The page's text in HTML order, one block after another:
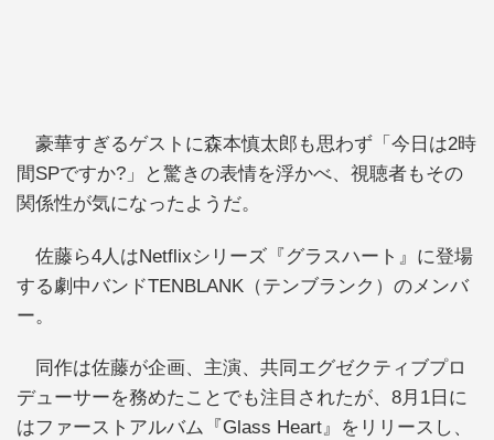
豪華すぎるゲストに森本慎太郎も思わず「今日は2時
間SPですか?」と驚きの表情を浮かべ、視聴者もその
関係性が気になったようだ。
佐藤ら4人はNetflixシリーズ『グラスハート』に登場
する劇中バンドTENBLANK（テンブランク）のメンバ
ー。
同作は佐藤が企画、主演、共同エグゼクティブプロ
デューサーを務めたことでも注目されたが、8月1日に
はファーストアルバム『Glass Heart』をリリースし、